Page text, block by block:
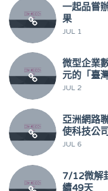
一起品嘗
果
JUL 1
微型企業
元的「臺
JUL 2
亞洲網路
使科技公
JUL 6
7/12微解
續49天